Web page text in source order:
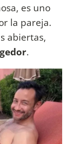
es uno
la pareja.
abiertas,
.